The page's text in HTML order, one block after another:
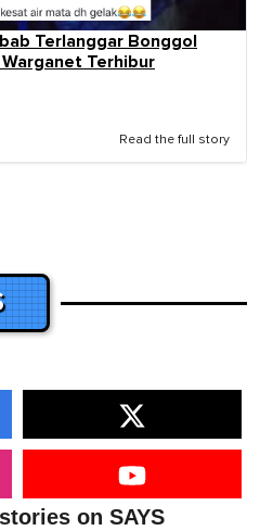
Terlanggar Bonggol
Terhibur
Read the full story
on SAYS